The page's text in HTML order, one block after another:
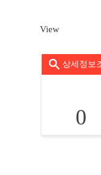
View
상세정보
0